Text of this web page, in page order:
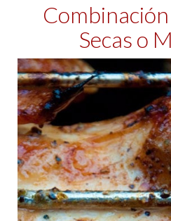
Secas o